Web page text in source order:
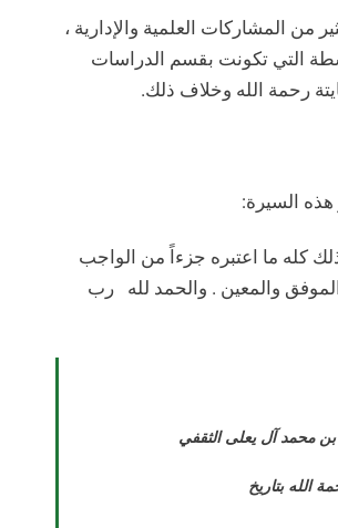
من المشاركات العلمية والإدارية ،
التي تكونت بقسم الدراسات
رحمة الله وخلاف ذلك.
السيرة:
كله ما اعتبره جزءاً من الواجب
والمعين . والحمد لله رب
محمد آل يعلى الثقفي
بتاريخ